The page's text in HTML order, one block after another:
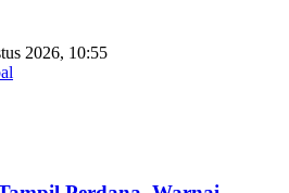
2026, 10:55